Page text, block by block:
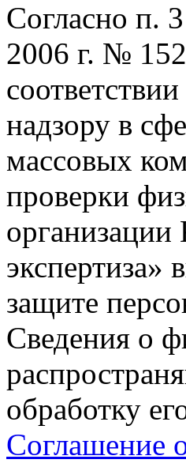
Согласно п.
2006 г. №
надзору в
массовых
проверки
защите
Сведения о
обработку
Соглашение